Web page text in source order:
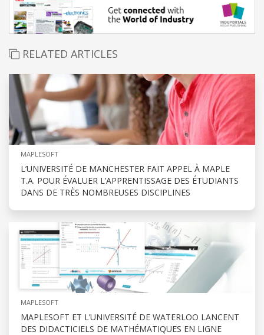
RELATED ARTICLES
MAPLESOFT
L’UNIVERSITÉ DE MANCHESTER FAIT APPEL À MAPLE
T.A. POUR ÉVALUER L’APPRENTISSAGE DES ÉTUDIANTS
DANS DE TRÈS NOMBREUSES DISCIPLINES
MAPLESOFT
MAPLESOFT ET L’UNIVERSITÉ DE WATERLOO LANCENT
DES DIDACTICIELS DE MATHÉMATIQUES EN LIGNE